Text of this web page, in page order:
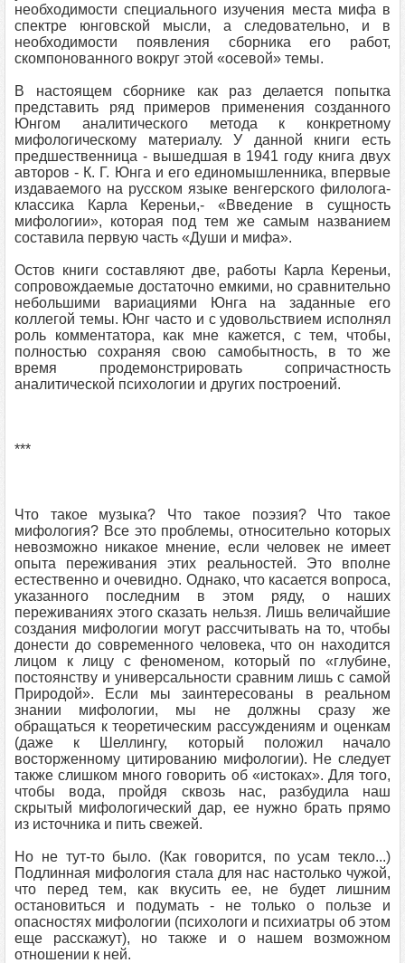
необходимости специального изучения места мифа в
спектре юнговской мысли, а следовательно, и в
необходимости появления сборника его работ,
скомпонованного вокруг этой «осевой» темы.
В настоящем сборнике как раз делается попытка
представить ряд примеров применения созданного
Юнгом аналитического метода к конкретному
мифологическому материалу. У данной книги есть
предшественница - вышедшая в 1941 году книга двух
авторов - К. Г. Юнга и его единомышленника, впервые
издаваемого на русском языке венгерского филолога-
классика Карла Кереньи,- «Введение в сущность
мифологии», которая под тем же самым названием
составила первую часть «Души и мифа».
Остов книги составляют две, работы Карла Кереньи,
сопровождаемые достаточно емкими, но сравнительно
небольшими вариациями Юнга на заданные его
коллегой темы. Юнг часто и с удовольствием исполнял
роль комментатора, как мне кажется, с тем, чтобы,
полностью сохраняя свою самобытность, в то же
время продемонстрировать сопричастность
аналитической психологии и других построений.
***
Что такое музыка? Что такое поэзия? Что такое
мифология? Все это проблемы, относительно которых
невозможно никакое мнение, если человек не имеет
опыта переживания этих реальностей. Это вполне
естественно и очевидно. Однако, что касается вопроса,
указанного последним в этом ряду, о наших
переживаниях этого сказать нельзя. Лишь величайшие
создания мифологии могут рассчитывать на то, чтобы
донести до современного человека, что он находится
лицом к лицу с феноменом, который по «глубине,
постоянству и универсальности сравним лишь с самой
Природой». Если мы заинтересованы в реальном
знании мифологии, мы не должны сразу же
обращаться к теоретическим рассуждениям и оценкам
(даже к Шеллингу, который положил начало
восторженному цитированию мифологии). Не следует
также слишком много говорить об «истоках». Для того,
чтобы вода, пройдя сквозь нас, разбудила наш
скрытый мифологический дар, ее нужно брать прямо
из источника и пить свежей.
Но не тут-то было. (Как говорится, по усам текло...)
Подлинная мифология стала для нас настолько чужой,
что перед тем, как вкусить ее, не будет лишним
остановиться и подумать - не только о пользе и
опасностях мифологии (психологи и психиатры об этом
еще расскажут), но также и о нашем возможном
отношении к ней.